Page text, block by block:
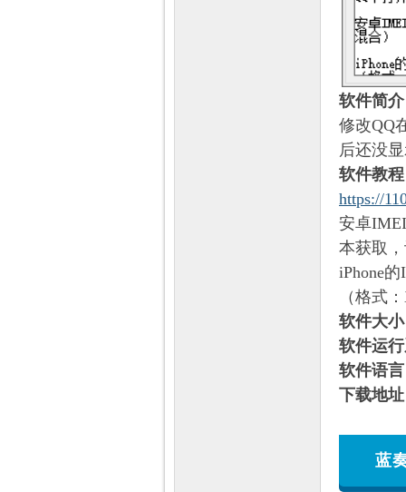
软件简
修改QQ
后还没
软件教
https://
安卓
本获取
iPhone
（格式
软件大
软件运
软件语
下载地
蓝